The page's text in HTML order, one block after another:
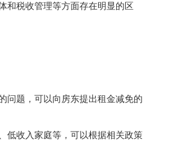
和税收管理等方面存在明显的区
问题，可以向房东提出租金减免的
低收入家庭等，可以根据相关政策